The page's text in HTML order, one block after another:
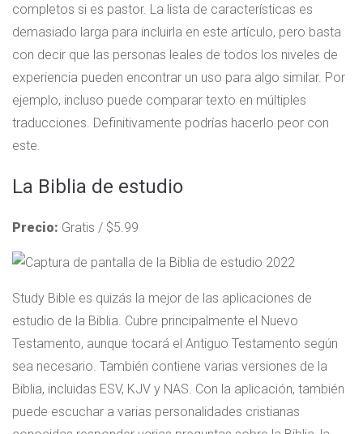
completos si es pastor. La lista de características es
demasiado larga para incluirla en este artículo, pero basta
con decir que las personas leales de todos los niveles de
experiencia pueden encontrar un uso para algo similar. Por
ejemplo, incluso puede comparar texto en múltiples
traducciones. Definitivamente podrías hacerlo peor con
este.
La Biblia de estudio
Precio: Gratis / $5.99
Study Bible es quizás la mejor de las aplicaciones de
estudio de la Biblia. Cubre principalmente el Nuevo
Testamento, aunque tocará el Antiguo Testamento según
sea necesario. También contiene varias versiones de la
Biblia, incluidas ESV, KJV y NAS. Con la aplicación, también
puede escuchar a varias personalidades cristianas